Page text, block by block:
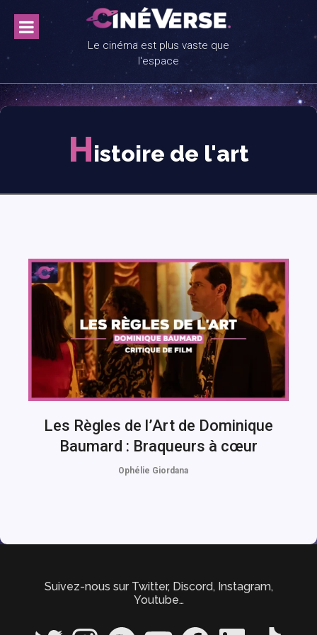
content
Le cinéma est plus vaste que
l'espace
Histoire de l'art
Les Règles de l’Art de Dominique
Baumard : Braqueurs à cœur
Ophélie Giordana
Suivez-nous sur Twitter, Discord, Instagram,
Youtube…
Twitter InstagramSpotify YouTube FacebookLinkedIn TikTok